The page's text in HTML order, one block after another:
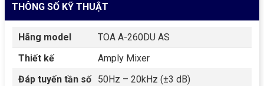
THÔNG SỐ KỸ THUẬT
Hãng model
TOA A-260DU AS
Thiết kế
Amply Mixer
Đáp tuyến tần số
50Hz – 20kHz (±3 dB)